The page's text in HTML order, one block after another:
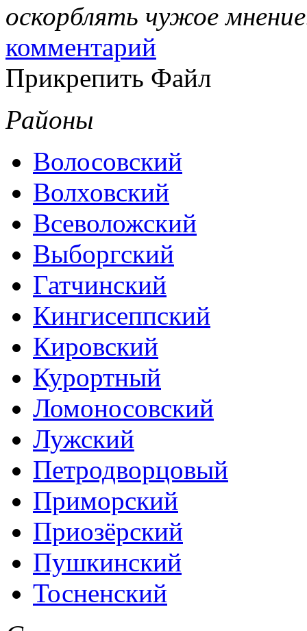
оскорблять чужое
комментарий
Прикрепить Файл
Районы
Волосовский
Волховский
Всеволожский
Выборгский
Гатчинский
Кингисеппский
Кировский
Курортный
Ломоносовский
Лужский
Петродворцовый
Приморский
Приозёрский
Пушкинский
Тосненский